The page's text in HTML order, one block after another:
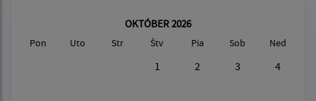
OKTÓBER 2026
Pon Uto Str Štv Pia Sob Ned
1 2 3 4